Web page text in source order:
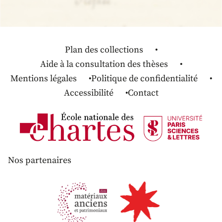
Plan des collections
Aide à la consultation des thèses
Mentions légales
Politique de confidentialité
Accessibilité
Contact
Nos partenaires